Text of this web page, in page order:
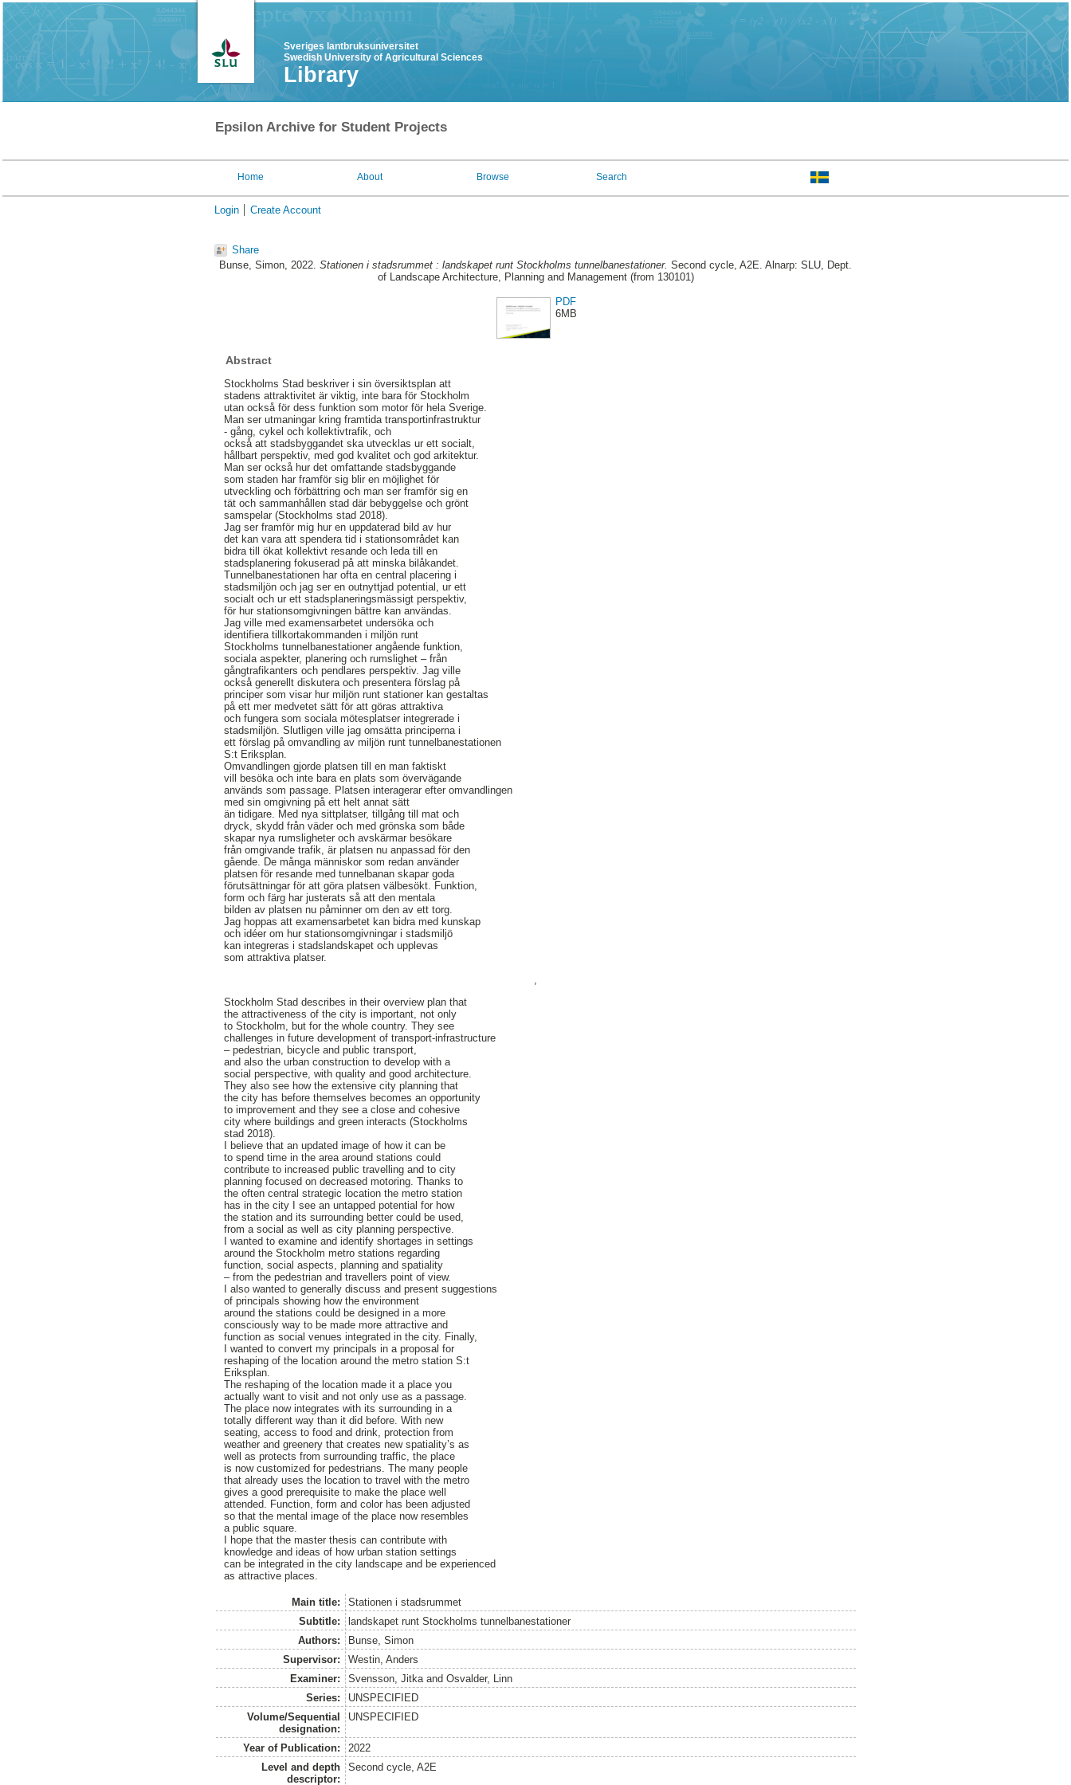
Sveriges lantbruksuniversitet
Swedish University of Agricultural Sciences
Library
Epsilon Archive for Student Projects
Home About Browse Search
Login Create Account
Share
Bunse, Simon, 2022. Stationen i stadsrummet : landskapet runt Stockholms tunnelbanestationer. Second cycle, A2E. Alnarp: SLU, Dept.
of Landscape Architecture, Planning and Management (from 130101)
PDF
6MB
Abstract
Stockholms Stad beskriver i sin översiktsplan att
stadens attraktivitet är viktig, inte bara för Stockholm
utan också för dess funktion som motor för hela Sverige.
Man ser utmaningar kring framtida transportinfrastruktur
- gång, cykel och kollektivtrafik, och
också att stadsbyggandet ska utvecklas ur ett socialt,
hållbart perspektiv, med god kvalitet och god arkitektur.
Man ser också hur det omfattande stadsbyggande
som staden har framför sig blir en möjlighet för
utveckling och förbättring och man ser framför sig en
tät och sammanhållen stad där bebyggelse och grönt
samspelar (Stockholms stad 2018).
Jag ser framför mig hur en uppdaterad bild av hur
det kan vara att spendera tid i stationsområdet kan
bidra till ökat kollektivt resande och leda till en
stadsplanering fokuserad på att minska bilåkandet.
Tunnelbanestationen har ofta en central placering i
stadsmiljön och jag ser en outnyttjad potential, ur ett
socialt och ur ett stadsplaneringsmässigt perspektiv,
för hur stationsomgivningen bättre kan användas.
Jag ville med examensarbetet undersöka och
identifiera tillkortakommanden i miljön runt
Stockholms tunnelbanestationer angående funktion,
sociala aspekter, planering och rumslighet – från
gångtrafikanters och pendlares perspektiv. Jag ville
också generellt diskutera och presentera förslag på
principer som visar hur miljön runt stationer kan gestaltas
på ett mer medvetet sätt för att göras attraktiva
och fungera som sociala mötesplatser integrerade i
stadsmiljön. Slutligen ville jag omsätta principerna i
ett förslag på omvandling av miljön runt tunnelbanestationen
S:t Eriksplan.
Omvandlingen gjorde platsen till en man faktiskt
vill besöka och inte bara en plats som övervägande
används som passage. Platsen interagerar efter omvandlingen
med sin omgivning på ett helt annat sätt
än tidigare. Med nya sittplatser, tillgång till mat och
dryck, skydd från väder och med grönska som både
skapar nya rumsligheter och avskärmar besökare
från omgivande trafik, är platsen nu anpassad för den
gående. De många människor som redan använder
platsen för resande med tunnelbanan skapar goda
förutsättningar för att göra platsen välbesökt. Funktion,
form och färg har justerats så att den mentala
bilden av platsen nu påminner om den av ett torg.
Jag hoppas att examensarbetet kan bidra med kunskap
och idéer om hur stationsomgivningar i stadsmiljö
kan integreras i stadslandskapet och upplevas
som attraktiva platser.
Stockholm Stad describes in their overview plan that
the attractiveness of the city is important, not only
to Stockholm, but for the whole country. They see
challenges in future development of transport-infrastructure
– pedestrian, bicycle and public transport,
and also the urban construction to develop with a
social perspective, with quality and good architecture.
They also see how the extensive city planning that
the city has before themselves becomes an opportunity
to improvement and they see a close and cohesive
city where buildings and green interacts (Stockholms
stad 2018).
I believe that an updated image of how it can be
to spend time in the area around stations could
contribute to increased public travelling and to city
planning focused on decreased motoring. Thanks to
the often central strategic location the metro station
has in the city I see an untapped potential for how
the station and its surrounding better could be used,
from a social as well as city planning perspective.
I wanted to examine and identify shortages in settings
around the Stockholm metro stations regarding
function, social aspects, planning and spatiality
– from the pedestrian and travellers point of view.
I also wanted to generally discuss and present suggestions
of principals showing how the environment
around the stations could be designed in a more
consciously way to be made more attractive and
function as social venues integrated in the city. Finally,
I wanted to convert my principals in a proposal for
reshaping of the location around the metro station S:t
Eriksplan.
The reshaping of the location made it a place you
actually want to visit and not only use as a passage.
The place now integrates with its surrounding in a
totally different way than it did before. With new
seating, access to food and drink, protection from
weather and greenery that creates new spatiality’s as
well as protects from surrounding traffic, the place
is now customized for pedestrians. The many people
that already uses the location to travel with the metro
gives a good prerequisite to make the place well
attended. Function, form and color has been adjusted
so that the mental image of the place now resembles
a public square.
I hope that the master thesis can contribute with
knowledge and ideas of how urban station settings
can be integrated in the city landscape and be experienced
as attractive places.
Main title:
Stationen i stadsrummet
Subtitle:
landskapet runt Stockholms tunnelbanestationer
Authors:
Bunse, Simon
Supervisor:
Westin, Anders
Examiner:
Svensson, Jitkaand Osvalder, Linn
Series:
UNSPECIFIED
Volume/Sequential
designation:
UNSPECIFIED
Year of Publication:
2022
Level and depth
descriptor:
Second cycle, A2E